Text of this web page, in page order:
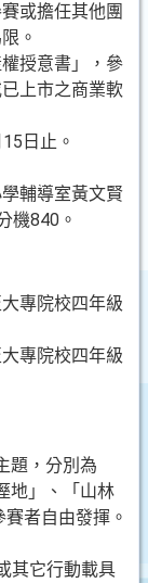
或擔任其他團
。
授意書」，參
上市之商業軟
日止。
輔導室黃文賢
機840。
專院校四年級
專院校四年級
題，分別為
地」、「山林
者自由發揮。
其它行動載具